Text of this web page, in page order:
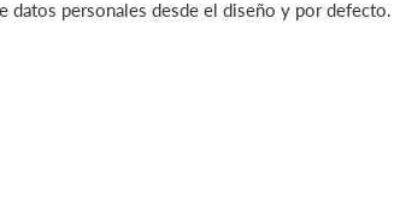
datos personales desde el diseño y por defecto.